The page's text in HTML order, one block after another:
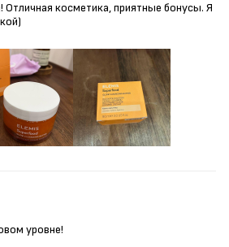
Отличная косметика, приятные бонусы. Я
уровне!